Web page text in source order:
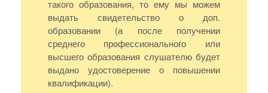
такого образования, то ему мы можем
выдать свидетельство о доп.
образовании (а после получении
среднего профессионального или
высшего образования слушателю будет
выдано удостоверение о повышении
квалификации).